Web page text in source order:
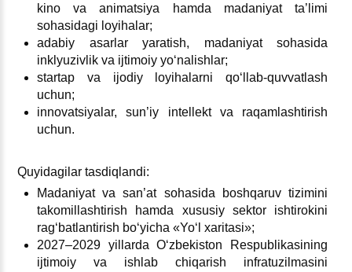
kino va animatsiya hamda madaniyat ta’limi
sohasidagi loyihalar;
adabiy asarlar yaratish, madaniyat sohasida
inklyuzivlik va ijtimoiy yoʻnalishlar;
startap va ijodiy loyihalarni qoʻllab-quvvatlash
uchun;
innovatsiyalar, sun’iy intellekt va raqamlashtirish
uchun.
Quyidagilar tasdiqlandi:
Madaniyat va san’at sohasida boshqaruv tizimini
takomillashtirish hamda хususiy sektor ishtirokini
ragʻbatlantirish boʻyicha «Yoʻl хaritasi»;
2027–2029 yillarda Oʻzbekiston Respublikasining
ijtimoiy va ishlab chiqarish infratuzilmasini